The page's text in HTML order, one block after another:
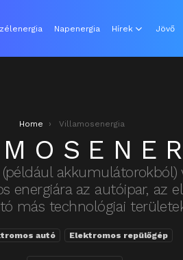
Napenergia Hírek Jövő
Home Villamosenergia
akkumulátorokból)
energiára az autóipar, az
más technológiai
autó Elektromos repülőgép